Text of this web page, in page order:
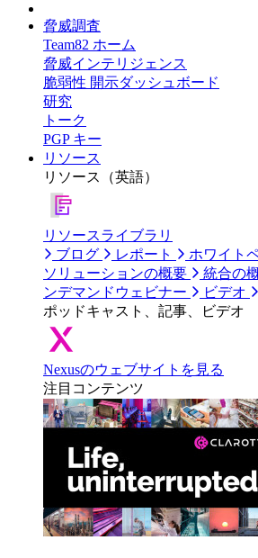
脅威調査
Team82 ホーム
脅威インテリジェンス
脆弱性 開示ダッシュボード
研究
トーク
PGP キー
リソース
リソース（英語）
リソースライブラリ
ブログ
レポート ホワイト
ソリューションの概要
統合の
ンデマンドウェビナー
ビデオ
ポッドキャスト、記事、ビデオ
Nexusのウェブサイトを見る
注目コンテンツ